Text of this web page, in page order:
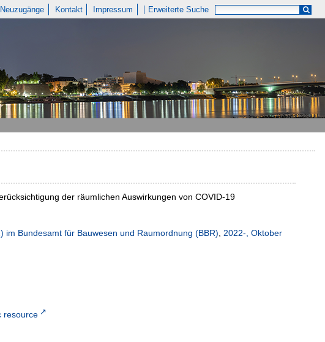
Neuzugänge Kontakt Impressum Erweiterte Suche
der räumlichen Auswirkungen von COVID-19
Bundesamt für Bauwesen und Raumordnung (BBR), 2022-, Oktober
resource